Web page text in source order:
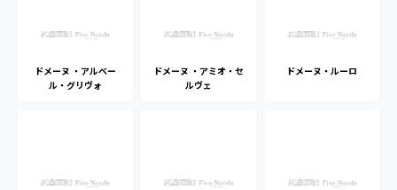
ドメーヌ ・アルベー
ル・グリヴォ
ドメーヌ ・アミオ・セ
ルヴェ
ドメーヌ・ルーロ